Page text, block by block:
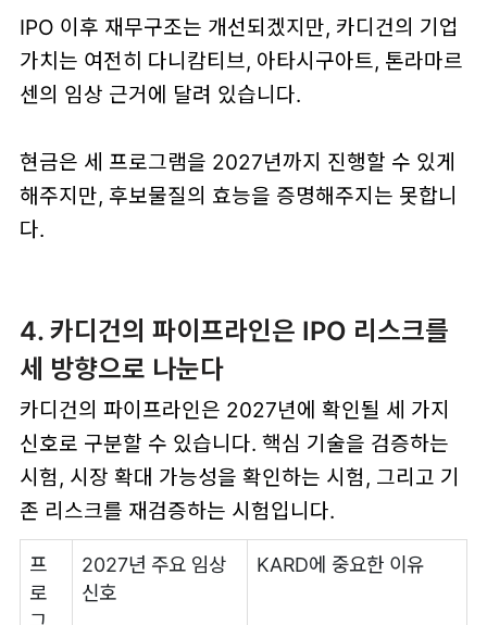
IPO 이후 재무구조는 개선되겠지만, 카디건의 기업
가치는 여전히 다니캄티브, 아타시구아트, 톤라마르
센의 임상 근거에 달려 있습니다.
현금은 세 프로그램을 2027년까지 진행할 수 있게
해주지만, 후보물질의 효능을 증명해주지는 못합니
다.
4. 카디건의 파이프라인은 IPO 리스크를
세 방향으로 나눈다
카디건의 파이프라인은 2027년에 확인될 세 가지
신호로 구분할 수 있습니다. 핵심 기술을 검증하는
시험, 시장 확대 가능성을 확인하는 시험, 그리고 기
존 리스크를 재검증하는 시험입니다.
프
로
2027년 주요 임상
신호
KARD에 중요한 이유